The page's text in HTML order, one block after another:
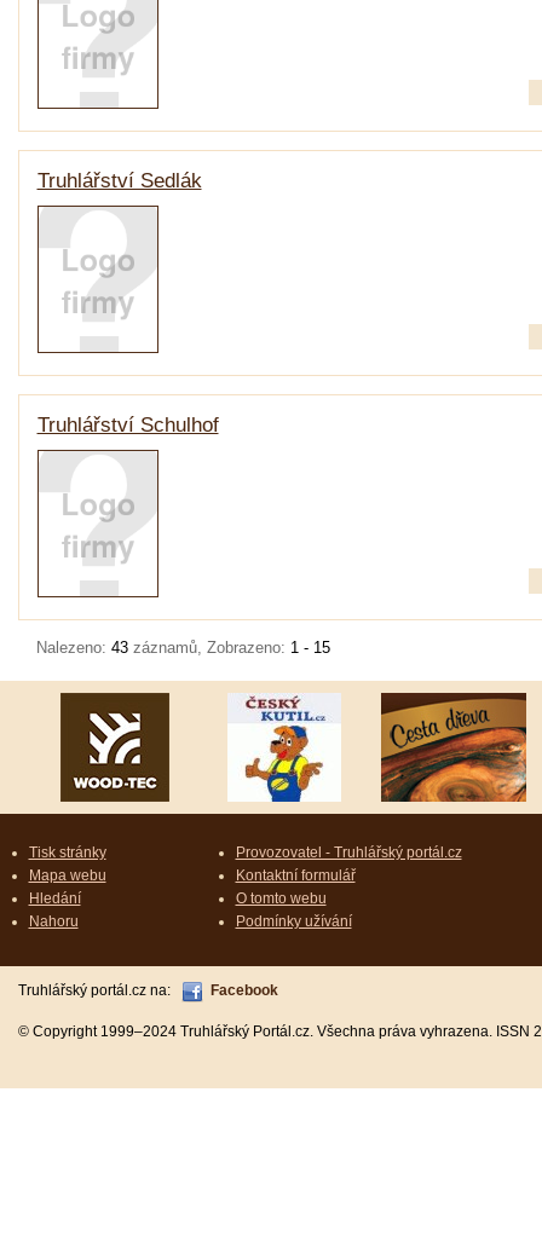
Truhlářství Sedlák
Truhlářství Schulhof
Nalezeno: 43 záznamů, Zobrazeno: 1 - 15
Tisk stránky
Mapa webu
Hledání
Nahoru
Provozovatel - Truhlářský portál.cz
Kontaktní formulář
O tomto webu
Podmínky užívání
Truhlářský portál.cz na: Facebook
© Copyright 1999–2024 Truhlářský Portál.cz. Všechna práva vyhrazena.